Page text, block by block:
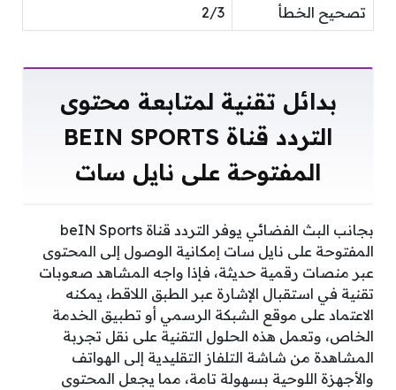
تصحيح الخطأ 2/3
بدائل تقنية لمتابعة محتوى
التردد قناة BEIN SPORTS
المفتوحة على نايل سات
بجانب البث الفضائي يوفر التردد قناة beIN Sports
المفتوحة على نايل سات إمكانية الوصول إلى المحتوى
عبر منصات رقمية حديثة، فإذا واجه المشاهد صعوبات
تقنية في استقبال الإشارة عبر الطبق اللاقط، يمكنه
الاعتماد على موقع الشبكة الرسمي أو تطبيق الخدمة
الخاص، وتعمل هذه الحلول التقنية على نقل تجربة
المشاهدة من شاشة التلفاز التقليدية إلى الهواتف
والأجهزة اللوحية بسهولة تامة، مما يجعل المحتوى